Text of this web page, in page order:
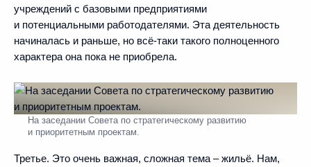
учреждений с базовыми предприятиями
и потенциальными работодателями. Эта деятельность
начиналась и раньше, но всё‑таки такого полноценного
характера она пока не приобрела.
На заседании Совета по стратегическому развитию
и приоритетным проектам.
Третье. Это очень важная, сложная тема – жильё. Нам,